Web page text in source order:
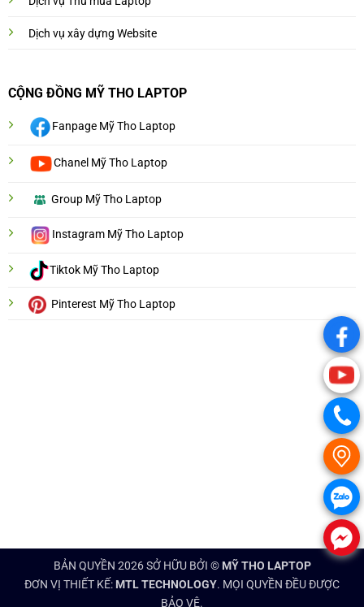
Dịch vụ xây dựng Website
CỘNG ĐỒNG MỸ THO LAPTOP
Fanpage Mỹ Tho Laptop
Chanel Mỹ Tho Laptop
Group Mỹ Tho Laptop
Instagram Mỹ Tho Laptop
Tiktok Mỹ Tho Laptop
Pinterest Mỹ Tho Laptop
BẢN QUYỀN 2026 SỞ HỮU BỞI © MỸ THO LAPTOP
ĐƠN VỊ THIẾT KẾ: MTL TECHNOLOGY. MỌI QUYỀN ĐỀU ĐƯỢC
BẢO VỆ.
.
.
.
.
.
.